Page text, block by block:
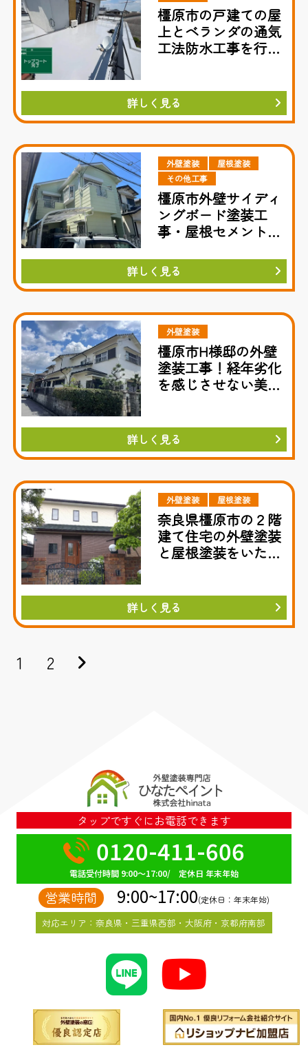
橿原市の戸建ての屋
上とベランダの通気
工法防水工事を行い
詳しく見る
外壁塗装
屋根塗装
その他工事
橿原市外壁サイディ
ングボード塗装工
事・屋根セメント瓦
詳しく見る
外壁塗装
橿原市H様邸の外壁
塗装工事！経年劣化
を感じさせない美し
詳しく見る
外壁塗装 屋根塗装
奈良県橿原市の２階
建て住宅の外壁塗装
と屋根塗装をいたし
詳しく見る
1 2
タップですぐにお電話できます
0120-411-606
電話受付時間 9:00～17:00/ 定休日 年末年始
営業時間 9:00~17:00(定休日：年末年始)
対応エリア：奈良県・三重県西部・大阪府・京都府南部